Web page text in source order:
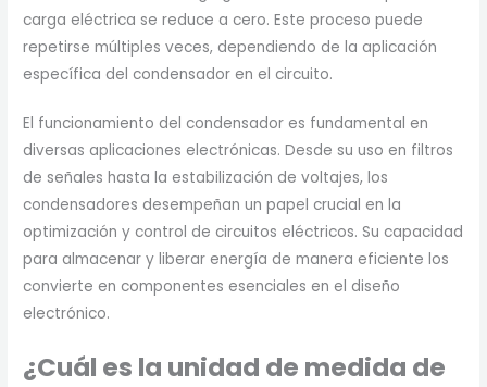
carga eléctrica se reduce a cero. Este proceso puede
repetirse múltiples veces, dependiendo de la aplicación
específica del condensador en el circuito.
El funcionamiento del condensador es fundamental en
diversas aplicaciones electrónicas. Desde su uso en filtros
de señales hasta la estabilización de voltajes, los
condensadores desempeñan un papel crucial en la
optimización y control de circuitos eléctricos. Su capacidad
para almacenar y liberar energía de manera eficiente los
convierte en componentes esenciales en el diseño
electrónico.
¿Cuál es la unidad de medida de